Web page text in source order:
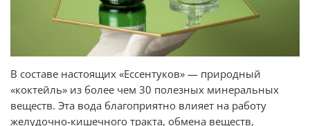
В составе настоящих «Ессентуков» — природный
«коктейль» из более чем 30 полезных минеральных
веществ. Эта вода благоприятно влияет на работу
желудочно-кишечного тракта, обмена веществ,